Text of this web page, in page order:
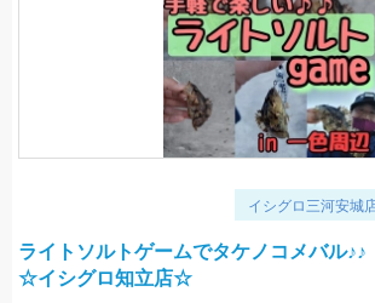
イシグロ三河安城
ライトソルトゲームでタケノコメバル♪♪
☆イシグロ知立店☆